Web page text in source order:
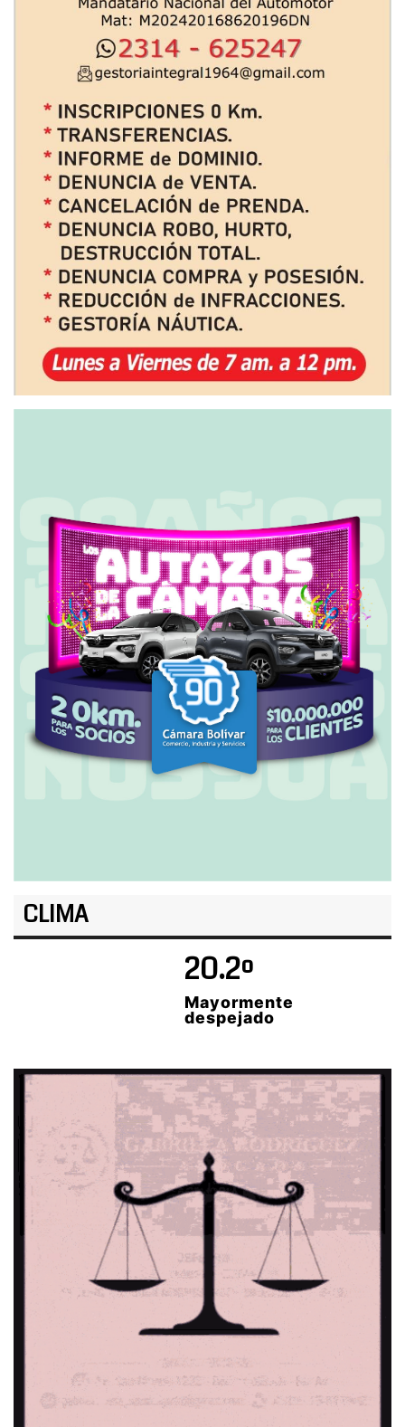
CLIMA
20.2º
Mayormente
despejado